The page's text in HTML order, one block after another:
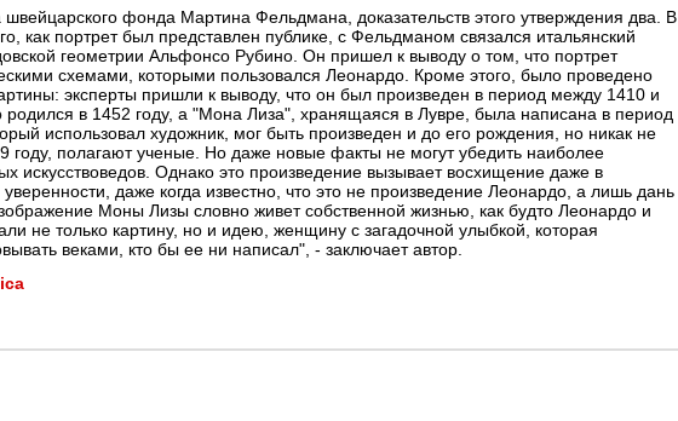
фонда Мартина Фельдмана, доказательств этого утверждения два. В
как портрет был представлен публике, с Фельдманом связался итальянский
геометрии Альфонсо Рубино. Он пришел к выводу о том, что портрет
схемами, которыми пользовался Леонардо. Кроме этого, было проведено
эксперты пришли к выводу, что он был произведен в период между 1410 и
в 1452 году, а "Мона Лиза", хранящаяся в Лувре, была написана в период
использовал художник, мог быть произведен и до его рождения, но никак не
году, полагают ученые. Но даже новые факты не могут убедить наиболее
искусствоведов. Однако это произведение вызывает восхищение даже в
уверенности, даже когда известно, что это не произведение Леонардо, а лишь дань
Моны Лизы словно живет собственной жизнью, как будто Леонардо и
не только картину, но и идею, женщину с загадочной улыбкой, которая
веками, кто бы ее ни написал", - заключает автор.